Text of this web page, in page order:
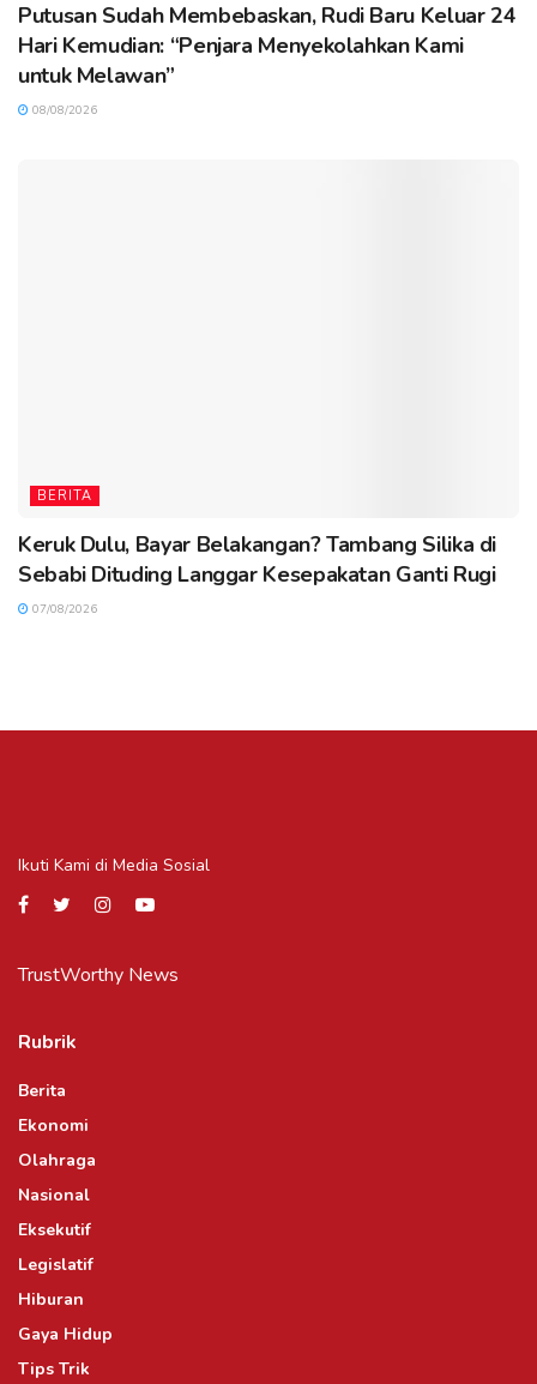
Putusan Sudah Membebaskan, Rudi Baru Keluar 24
Hari Kemudian: “Penjara Menyekolahkan Kami
untuk Melawan”
08/08/2026
BERITA
Keruk Dulu, Bayar Belakangan? Tambang Silika di
Sebabi Dituding Langgar Kesepakatan Ganti Rugi
07/08/2026
Ikuti Kami di Media Sosial
TrustWorthy News
Rubrik
Berita
Ekonomi
Olahraga
Nasional
Eksekutif
Legislatif
Hiburan
Gaya Hidup
Tips Trik